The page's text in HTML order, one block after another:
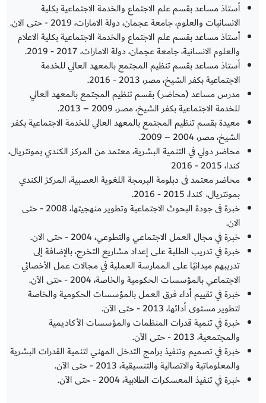
أستاذ مساعد بقسم علم الاجتماع والخدمة الاجتماعية بكلية
الانسانيات والعلوم، جامعة عجمان، دولة الامارات، 2019 - حتى الان.
أستاذ مساعد بقسم علم الاجتماع والخدمة الاجتماعية بكلية الاعلام
والعلوم الانسانية، جامعة عجمان، دولة الامارات، 2017 - 2019.
أستاذ مساعد بقسم تنظيم المجتمع بالمعهد العالي للخدمة
الاجتماعية بكفر الشيخ، مصر، 2013 - 2016.
مدرس مساعد (محاضر) بقسم تنظيم المجتمع بالمعهد العالي
للخدمة الاجتماعية بكفر الشيخ، مصر، 2009 – 2013.
معيدة بقسم تنظيم المجتمع بالمعهد العالي للخدمة الاجتماعية بكفر
الشيخ، مصر، 2004 – 2009.
محاضر دولي في التنمية البشرية، معتمد من المركز الكندي بمونتريال،
كندا، 2015 - 2016
محاضر معتمد فى دبلومة البرمجة اللغوية العصبية، المركز الكندي
بمونتريال، كندا، 2015 - 2016.
خبرة فى جودة البحوث الاجتماعية وتطوير منهجيتها، 2008 - حتى
الان.
خبرة في مجال العمل الاجتماعي والتطوعي، 2004 - حتى الان.
خبرة في تدريب الطلبة على إعداد مشاريع التخرج، بالإضافة إلى
تدريبهم ميدانيًا على الممارسة العملية في مجالات عمل الأخصائي
الاجتماعي بالمؤسسات الحكومية والخاصة، 2004 - حتى الآن.
خبرة في تقييم أداء فرق العمل بالمؤسسات الحكومية والخاصة
لتطوير مستوى أدائها، 2013 - حتى الآن.
خبرة في تنمية قدرات المنظمات والمؤسسات الأكاديمية
والمجتمعية، 2013 - حتى الآن.
خبرة في تصميم وتنفيذ برامج التدخل المهني لتنمية القدرات البشرية
والمعلوماتية والاتصالية والتنسيقية، 2013 - حتى الآن.
خبرة في تنفيذ المعسكرات الطلابية، 2004 - حتى الآن.